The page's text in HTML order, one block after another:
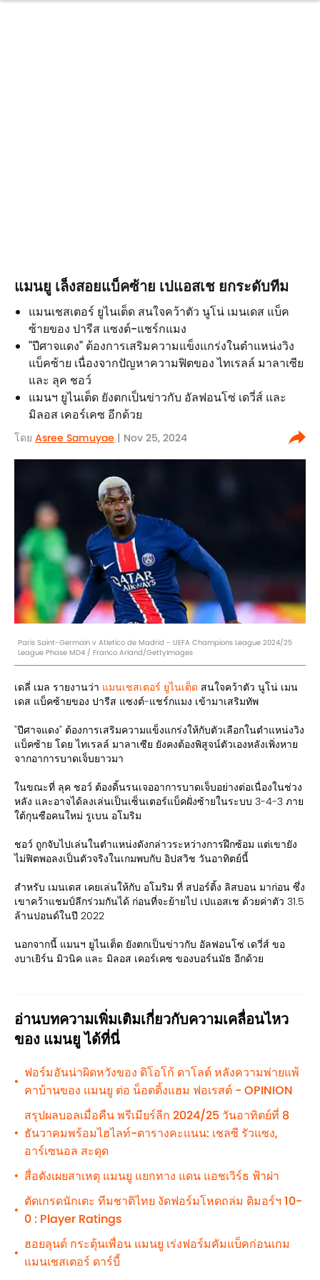
แมนยู เล็งสอยแบ็คซ้าย เปแอสเช ยกระดับทีม
แมนเชสเตอร์ ยูไนเต็ด สนใจคว้าตัว นูโน่ เมนเดส แบ็ค
ซ้ายของ ปารีส แซงต์-แชร์กแมง
"ปีศาจแดง" ต้องการเสริมความแข็งแกร่งในตำแหน่งวิง
แบ็คซ้าย เนื่องจากปัญหาความฟิตของ ไทเรลล์ มาลาเซีย
และ ลุค ชอว์
แมนฯ ยูไนเต็ด ยังตกเป็นข่าวกับ อัลฟอนโซ่ เดวี่ส์ และ
มิลอส เคอร์เคซ อีกด้วย
โดย Asree Samuyae | Nov 25, 2024
Paris Saint-Germain v Atletico de Madrid - UEFA Champions League 2024/25
League Phase MD4 / Franco Arland/GettyImages
เดลี่ เมล รายงานว่า แมนเชสเตอร์ ยูไนเต็ด สนใจคว้าตัว นูโน่ เมน
เดส แบ็คซ้ายของ ปารีส แซงต์-แชร์กแมง เข้ามาเสริมทัพ
"ปีศาจแดง" ต้องการเสริมความแข็งแกร่งให้กับตัวเลือกในตำแหน่งวิง
แบ็คซ้าย โดย ไทเรลล์ มาลาเซีย ยังคงต้องพิสูจน์ตัวเองหลังเพิ่งหาย
จากอาการบาดเจ็บยาวมา
ในขณะที่ ลุค ชอว์ ต้องดิ้นรนเจออาการบาดเจ็บอย่างต่อเนื่องในช่วง
หลัง และอาจได้ลงเล่นเป็นเซ็นเตอร์แบ็คฝั่งซ้ายในระบบ 3-4-3 ภาย
ใต้กุนซือคนใหม่ รูเบน อโมริม
ชอว์ ถูกจับไปเล่นในตำแหน่งดังกล่าวระหว่างการฝึกซ้อม แต่เขายัง
ไม่ฟิตพอลงเป็นตัวจริงในเกมพบกับ อิปสวิช วันอาทิตย์นี้
สำหรับ เมนเดส เคยเล่นให้กับ อโมริม ที่ สปอร์ติ้ง ลิสบอน มาก่อน ซึ่ง
เขาคว้าแชมป์ลีกร่วมกันได้ ก่อนที่จะย้ายไป เปแอสเช ด้วยค่าตัว 31.5
ล้านปอนด์ในปี 2022
นอกจากนี้ แมนฯ ยูไนเต็ด ยังตกเป็นข่าวกับ อัลฟอนโซ่ เดวี่ส์ ขอ
งบาเยิร์น มิวนิค และ มิลอส เคอร์เคซ ของบอร์นมัธ อีกด้วย
อ่านบทความเพิ่มเติมเกี่ยวกับความเคลื่อนไหว
ของ แมนยู ได้ที่นี่
•
ฟอร์มอันน่าผิดหวังของ ดิโอโก้ ดาโลต์ หลังความพ่ายแพ้
คาบ้านของ แมนยู ต่อ น็อตติ้งแฮม ฟอเรสต์ - OPINION
•
สรุปผลบอลเมื่อคืน พรีเมียร์ลีก 2024/25 วันอาทิตย์ที่ 8
ธันวาคมพร้อมไฮไลท์-ตารางคะแนน: เชลซี รัวแซง,
อาร์เซนอล สะดุด
• สื่อดังเผยสาเหตุ แมนยู แยกทาง แดน แอชเวิร์ธ ฟ้าผ่า
•
ตัดเกรดนักเตะ ทีมชาติไทย งัดฟอร์มโหดถล่ม ติมอร์ฯ 10-
0 : Player Ratings
•
ฮอยลุนด์ กระตุ้นเพื่อน แมนยู เร่งฟอร์มคัมแบ็คก่อนเกม
แมนเชสเตอร์ ดาร์บี้